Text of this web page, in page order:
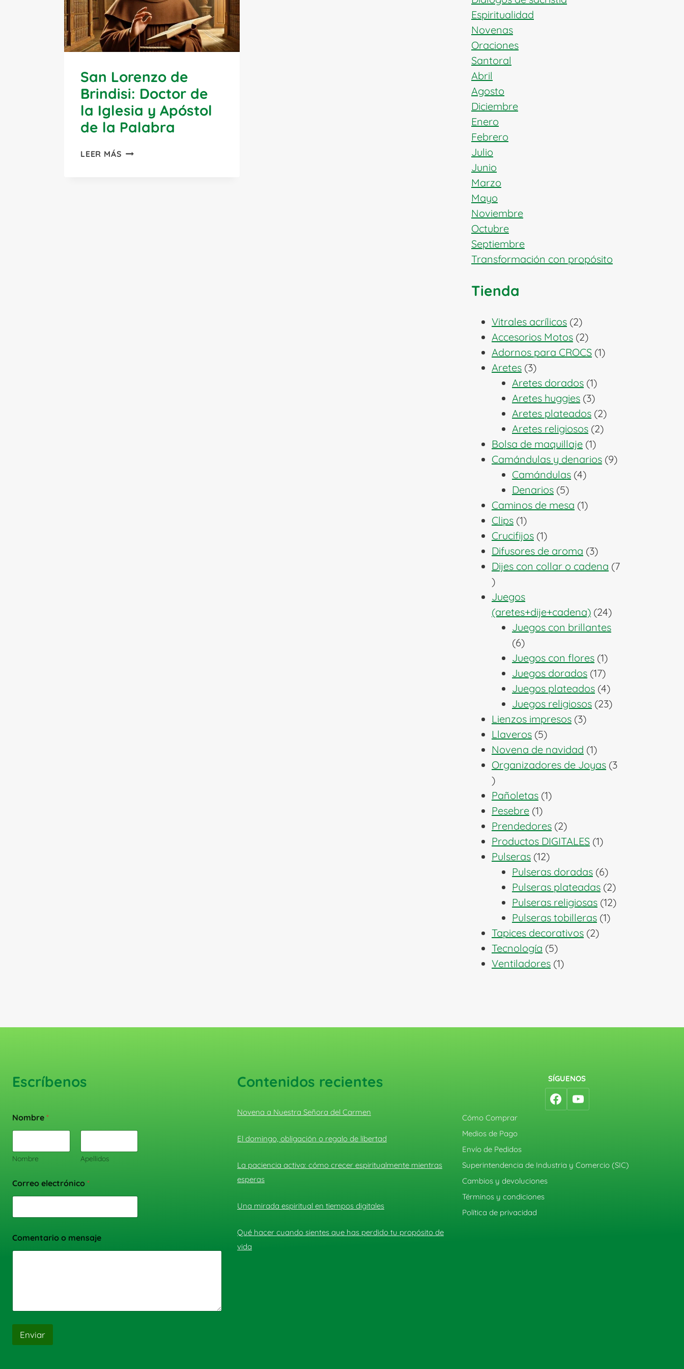
San Lorenzo de
Brindisi: Doctor de
la Iglesia y Apóstol
de la Palabra
LEER MÁS SAN
Espiritualidad
Novenas
Oraciones
Santoral
Abril
Agosto
Diciembre
Enero
Febrero
Julio
Junio
Marzo
Mayo
Noviembre
Octubre
Septiembre
Transformación con propósito
Tienda
Vitrales acrílicos 22
productos
Accesorios Motos 22
productos
Adornos para CROCS 11
Aretes 33
productos
Aretes dorados 11
producto
Aretes huggies 33
productos
Aretes plateados 22
productos
Aretes religiosos 22
Bolsa de maquillaje 11
producto
Camándulas y denarios 99
Camándulas 44
Denarios 55
productos
Caminos de mesa 11
Clips 11
producto
Crucifijos 11
producto
Difusores de aroma 33
productos
Dijes con collar o cadena 7
7
productos
Juegos
(aretes+dije+cadena) 2424
productos
Juegos con brillantes
66
productos
Juegos con flores 11
producto
Juegos dorados 1717
productos
Juegos plateados 44
productos
Juegos religiosos 2323
Lienzos impresos 33
Llaveros 55
productos
Novena de navidad 11
producto
Organizadores de Joyas 3
3
productos
Pañoletas 11
Pesebre 11
producto
Prendedores 22
productos
Productos DIGITALES 11
Pulseras 1212
productos
Pulseras doradas 66
productos
Pulseras plateadas 22
productos
Pulseras religiosas 1212
Pulseras tobilleras 11
Tapices decorativos 22
Tecnología 55
productos
Ventiladores 11
Escríbenos
Nombre *
Nombre Apellidos
Correo electrónico *
Comentario o mensaje
Enviar
Contenidos recientes
Novena a Nuestra Señora del Carmen
El domingo, obligación o regalo de libertad
La paciencia activa: cómo crecer espiritualmente mientras
esperas
Una mirada espiritual en tiempos digitales
Qué hacer cuando sientes que has perdido tu propósito de
vida
SÍGUENOS
Cómo Comprar
Medios de Pago
Envío de Pedidos
Superintendencia de Industria y Comercio (SIC)
Cambios y devoluciones
Términos y condiciones
Política de privacidad